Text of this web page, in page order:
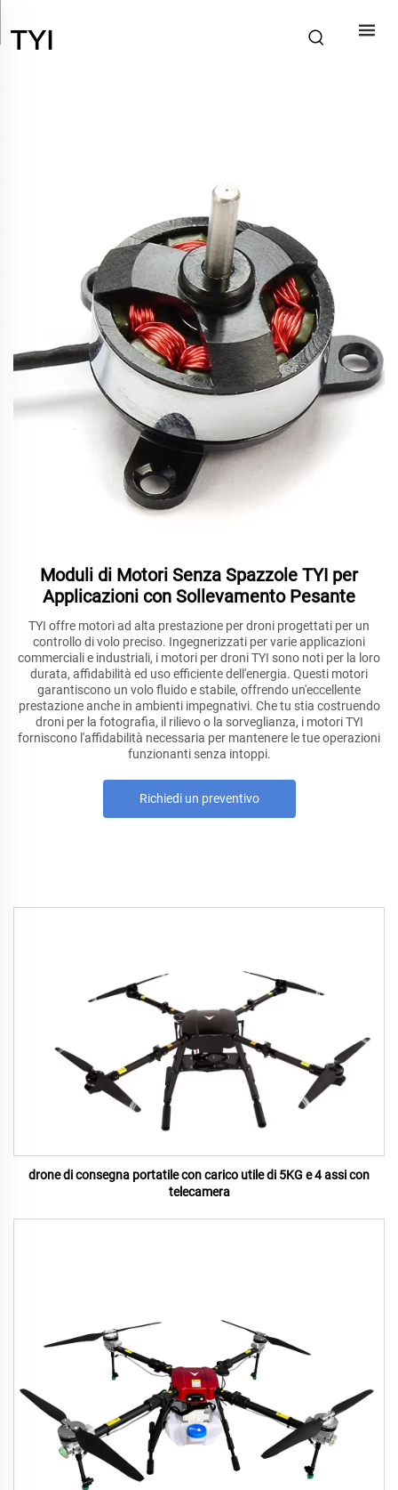
Moduli di Motori Senza Spazzole TYI per
Applicazioni con Sollevamento Pesante
TYI offre motori ad alta prestazione per droni progettati per un
controllo di volo preciso. Ingegnerizzati per varie applicazioni
commerciali e industriali, i motori per droni TYI sono noti per la loro
durata, affidabilità ed uso efficiente dell'energia. Questi motori
garantiscono un volo fluido e stabile, offrendo un'eccellente
prestazione anche in ambienti impegnativi. Che tu stia costruendo
droni per la fotografia, il rilievo o la sorveglianza, i motori TYI
forniscono l'affidabilità necessaria per mantenere le tue operazioni
funzionanti senza intoppi.
Richiedi un preventivo
drone di consegna portatile con carico utile di 5KG e 4 assi con
telecamera